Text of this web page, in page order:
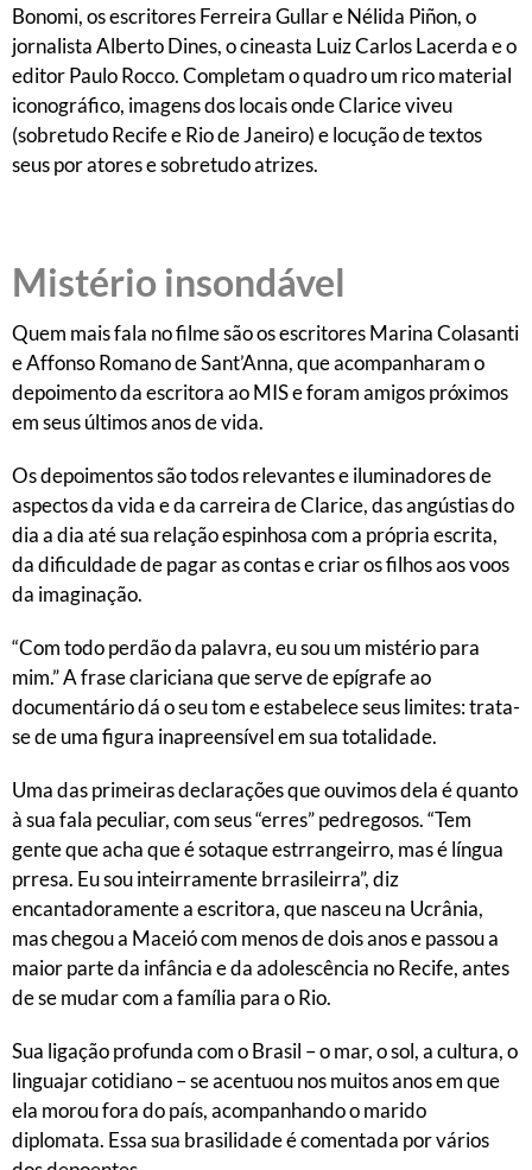
Bonomi, os escritores Ferreira Gullar e Nélida Piñon, o
jornalista Alberto Dines, o cineasta Luiz Carlos Lacerda e o
editor Paulo Rocco. Completam o quadro um rico material
iconográfico, imagens dos locais onde Clarice viveu
(sobretudo Recife e Rio de Janeiro) e locução de textos
seus por atores e sobretudo atrizes.
Mistério insondável
Quem mais fala no filme são os escritores Marina Colasanti
e Affonso Romano de Sant’Anna, que acompanharam o
depoimento da escritora ao MIS e foram amigos próximos
em seus últimos anos de vida.
Os depoimentos são todos relevantes e iluminadores de
aspectos da vida e da carreira de Clarice, das angústias do
dia a dia até sua relação espinhosa com a própria escrita,
da dificuldade de pagar as contas e criar os filhos aos voos
da imaginação.
“Com todo perdão da palavra, eu sou um mistério para
mim.” A frase clariciana que serve de epígrafe ao
documentário dá o seu tom e estabelece seus limites: trata-
se de uma figura inapreensível em sua totalidade.
Uma das primeiras declarações que ouvimos dela é quanto
à sua fala peculiar, com seus “erres” pedregosos. “Tem
gente que acha que é sotaque estrrangeirro, mas é língua
prresa. Eu sou inteirramente brrasileirra”, diz
encantadoramente a escritora, que nasceu na Ucrânia,
mas chegou a Maceió com menos de dois anos e passou a
maior parte da infância e da adolescência no Recife, antes
de se mudar com a família para o Rio.
Sua ligação profunda com o Brasil – o mar, o sol, a cultura, o
linguajar cotidiano – se acentuou nos muitos anos em que
ela morou fora do país, acompanhando o marido
diplomata. Essa sua brasilidade é comentada por vários